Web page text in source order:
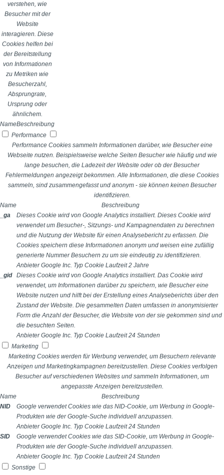
verstehen, wie
Besucher mit der
Website
interagieren. Diese
Cookies helfen bei
der Bereitstellung
von Informationen
zu Metriken wie
Besucherzahl,
Absprungrate,
Ursprung oder
ähnlichem.
NameBeschreibung
Performance
Performance Cookies sammeln Informationen darüber, wie Besucher eine
Webseite nutzen. Beispielsweise welche Seiten Besucher wie häufig und wie
lange besuchen, die Ladezeit der Website oder ob der Besucher
Fehlermeldungen angezeigt bekommen. Alle Informationen, die diese Cookies
sammeln, sind zusammengefasst und anonym - sie können keinen Besucher
identifizieren.
Name
Beschreibung
_ga
Dieses Cookie wird von Google Analytics installiert. Dieses Cookie wird
verwendet um Besucher-, Sitzungs- und Kampagnendaten zu berechnen
und die Nutzung der Website für einen Analysebericht zu erfassen. Die
Cookies speichern diese Informationen anonym und weisen eine zufällig
generierte Nummer Besuchern zu um sie eindeutig zu identifizieren.
Anbieter Google Inc. Typ Cookie Laufzeit 2 Jahre
_gid
Dieses Cookie wird von Google Analytics installiert. Das Cookie wird
verwendet, um Informationen darüber zu speichern, wie Besucher eine
Website nutzen und hilft bei der Erstellung eines Analyseberichts über den
Zustand der Website. Die gesammelten Daten umfassen in anonymisierter
Form die Anzahl der Besucher, die Website von der sie gekommen sind und
die besuchten Seiten.
Anbieter Google Inc. Typ Cookie Laufzeit 24 Stunden
Marketing
Marketing Cookies werden für Werbung verwendet, um Besuchern relevante
Anzeigen und Marketingkampagnen bereitzustellen. Diese Cookies verfolgen
Besucher auf verschiedenen Websites und sammeln Informationen, um
angepasste Anzeigen bereitzustellen.
Name
Beschreibung
NID
Google verwendet Cookies wie das NID-Cookie, um Werbung in Google-
Produkten wie der Google-Suche individuell anzupassen.
Anbieter Google Inc. Typ Cookie Laufzeit 24 Stunden
SID
Google verwendet Cookies wie das SID-Cookie, um Werbung in Google-
Produkten wie der Google-Suche individuell anzupassen.
Anbieter Google Inc. Typ Cookie Laufzeit 24 Stunden
Sonstige